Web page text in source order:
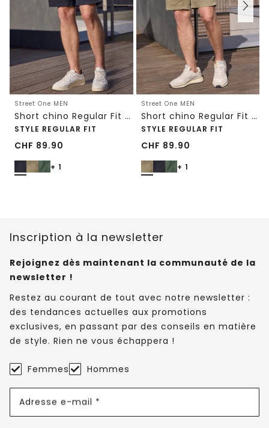
Street One MEN
Short chino Regular Fit avec poches
STYLE REGULAR FIT
CHF 89.90
+ 1
Street One MEN
Short chino Regular Fit avec poches
STYLE REGULAR FIT
CHF 89.90
+ 1
Inscription à la newsletter
Rejoignez dès maintenant la communauté de la
newsletter !
Restez au courant de tout avec notre newsletter :
des tendances actuelles aux promotions
exclusives, en passant par des conseils en matière
de style. Rien ne vous échappera !
Femmes Hommes
Adresse e-mail *